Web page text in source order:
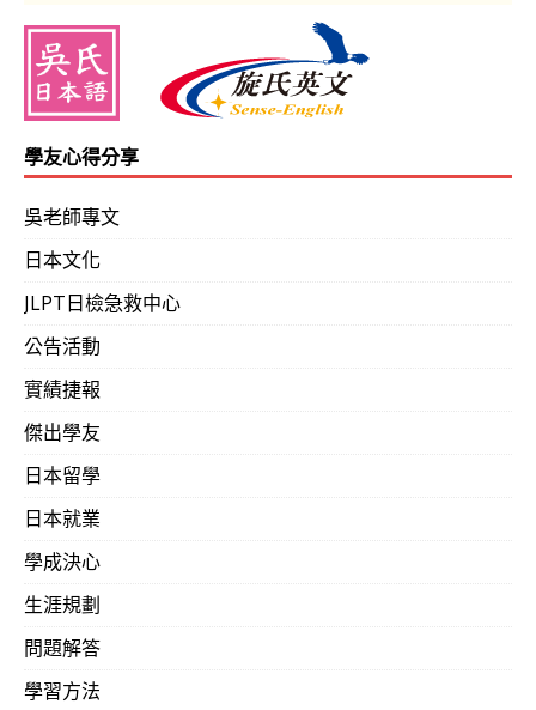
學友心得分享
吳老師專文
日本文化
JLPT日檢急救中心
公告活動
實績捷報
傑出學友
日本留學
日本就業
學成決心
生涯規劃
問題解答
學習方法